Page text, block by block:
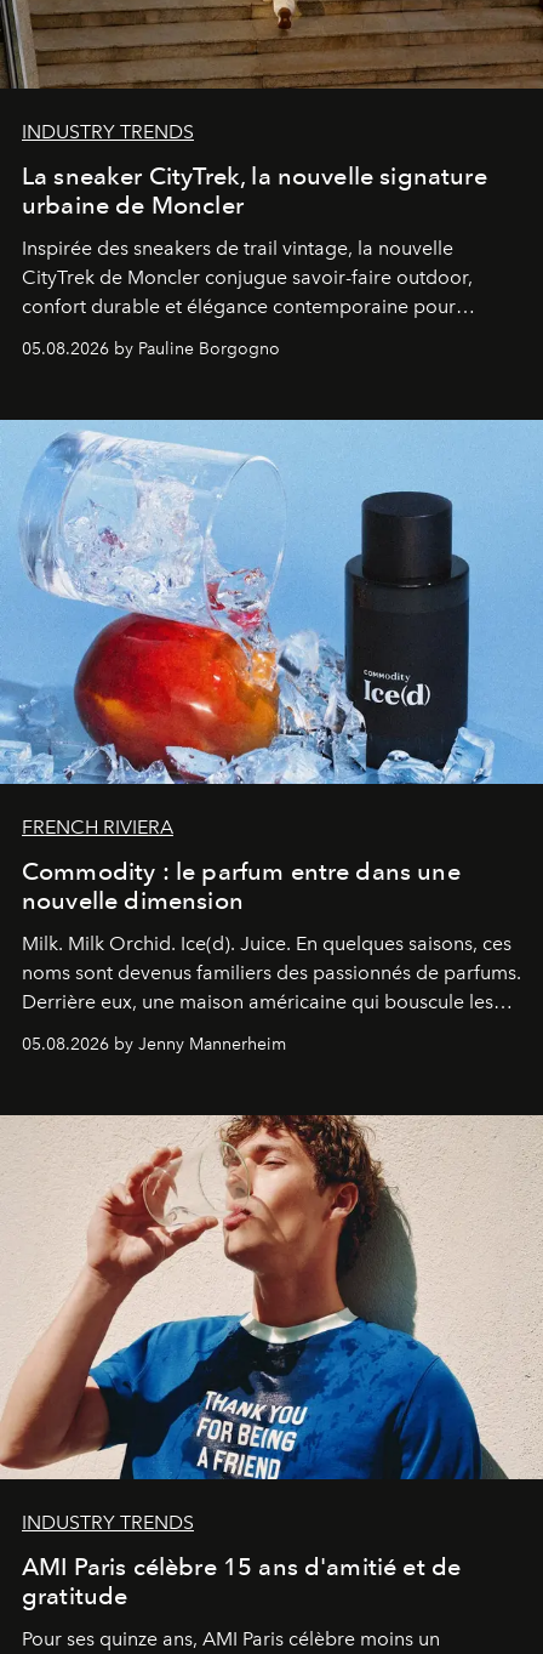
INDUSTRY TRENDS
La sneaker CityTrek, la nouvelle signature
urbaine de Moncler
Inspirée des sneakers de trail vintage, la nouvelle
CityTrek de Moncler conjugue savoir-faire outdoor,
confort durable et élégance contemporaine pour
05.08.2026 by Pauline Borgogno
FRENCH RIVIERA
Commodity : le parfum entre dans une
nouvelle dimension
Milk. Milk Orchid. Ice(d). Juice. En quelques saisons, ces
noms sont devenus familiers des passionnés de parfums.
Derrière eux, une maison américaine qui bouscule les
une approche aussi intuitive que personnelle :
05.08.2026 by Jenny Mannerheim
INDUSTRY TRENDS
AMI Paris célèbre 15 ans d'amitié et de
gratitude
Pour ses quinze ans, AMI Paris célèbre moins un